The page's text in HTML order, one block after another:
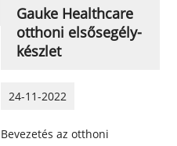
Gauke Healthcare
otthoni elsősegély-
készlet
24-11-2022
Bevezetés az otthoni